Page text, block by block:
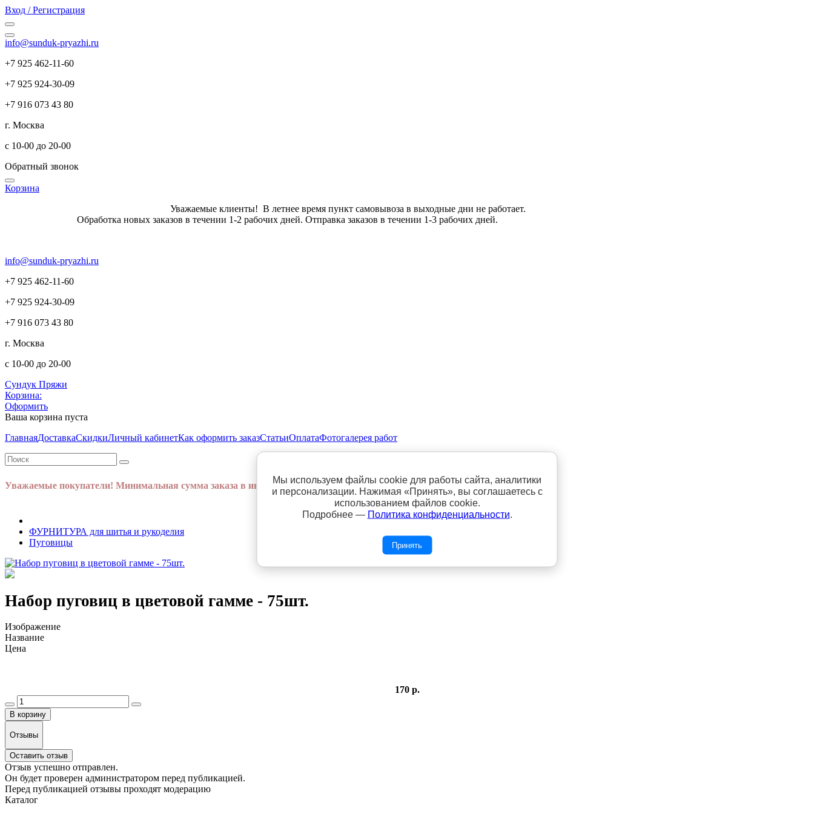
Вход / Регистрация
info@sunduk-pryazhi.ru
+7 925 462-11-60
+7 925 924-30-09
+7 916 073 43 80
г. Москва
с 10-00 до 20-00
Обратный звонок
Корзина
Уважаемые клиенты! В летнее время пункт самовывоза в выходные дни не работает.
Обработка новых заказов в течении 1-2 рабочих дней. Отправка заказов в течении 1-3 рабочих дней.
info@sunduk-pryazhi.ru
+7 925 462-11-60
+7 925 924-30-09
+7 916 073 43 80
г. Москва
с 10-00 до 20-00
Сундук Пряжи
Корзина:
Оформить
Ваша корзина пуста
ГлавнаяДоставкаСкидкиЛичный кабинетКак оформить заказСтатьиОплатаФотогалерея работ
Уважаемые покупатели! Минимальная сумма заказа в интернет магазине "Сундук Пряжи" - 600 рублей.
ФУРНИТУРА для шитья и рукоделия
Пуговицы
Набор пуговиц в цветовой гамме - 75шт.
Изображение
Название
Цена
170 р.
В корзину
Отзывы
Оставить отзыв
Отзыв успешно отправлен.
Он будет проверен администратором перед публикацией.
Перед публикацией отзывы проходят модерацию
Каталог
Мы используем файлы cookie для работы сайта, аналитики
и персонализации. Нажимая «Принять», вы соглашаетесь с
использованием файлов cookie.
Подробнее — Политика конфиденциальности.
Принять